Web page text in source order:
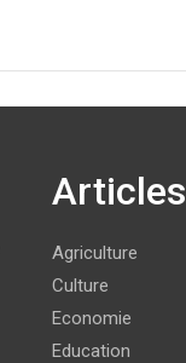
Articles
Agriculture
Culture
Economie
Education